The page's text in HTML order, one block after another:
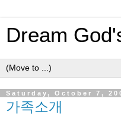
Dream
Saturday, October 7,
가족소개